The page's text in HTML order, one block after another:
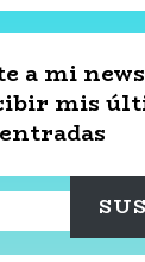
a mi
mis
entradas